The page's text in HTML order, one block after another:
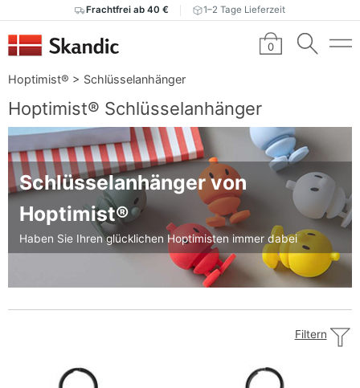
Frachtfrei ab 40 € 1–2 Tage Lieferzeit
0
Hoptimist® > Schlüsselanhänger
Hoptimist® Schlüsselanhänger
Schlüsselanhänger von
Hoptimist®
Haben Sie Ihren glücklichen Hoptimisten immer dabei
Filtern